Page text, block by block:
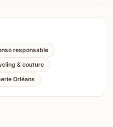
responsable
& couture
Orléans